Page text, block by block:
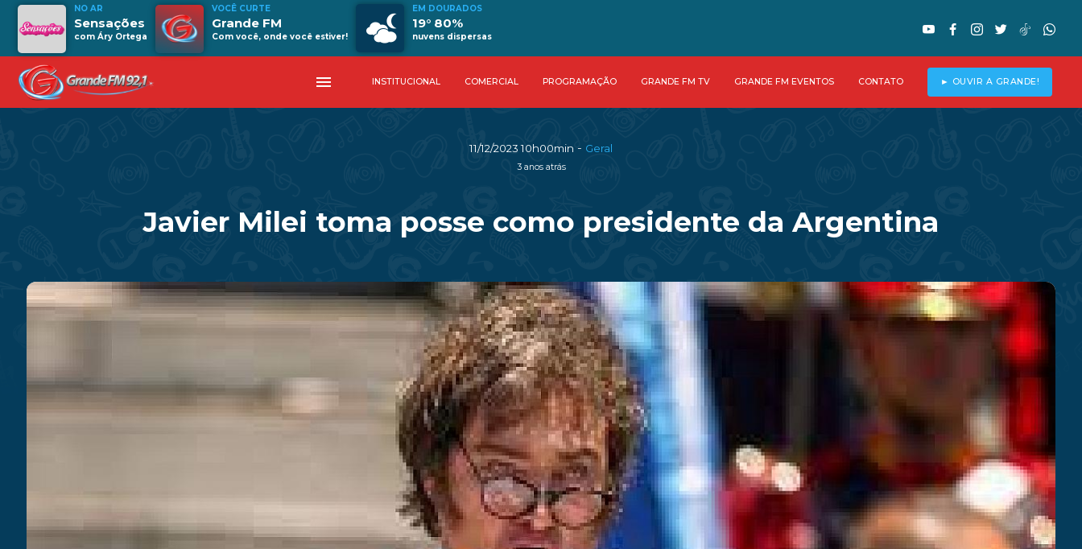
NO AR
Sensações
com Áry Ortega
VOCÊ CURTE
Grande FM
Com você, onde você estiver!
EM DOURADOS
19° 80%
nuvens dispersas
menu INSTITUCIONAL COMERCIAL PROGRAMAÇÃO GRANDE FM TV GRANDE FM EVENTOS CONTATO ► OUVIR A GRANDE!
11/12/2023 10h00min - Geral
3 anos atrás
Javier Milei toma posse como presidente da Argentina